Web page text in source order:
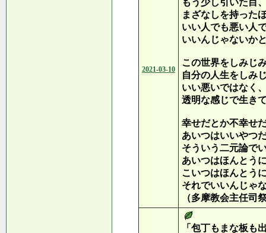
2021-03-10
もう少し引いた目
まざなしを持った
いい人でも悪い人
いいんじゃないか
この世界をしみじ
自分の人生をしみ
いい悪いではなく
透明な感じで生き
幸せだとか不幸せ
あいつはいいやつ
そういう二元論で
あいつはほんとう
こいつはほんとう
それでいいんじゃ
（多摩教会主任司
「包丁もまな板も